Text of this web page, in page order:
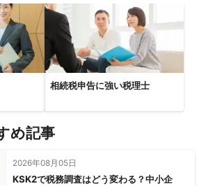
相続税申告に強い税理士
め記事
2026年08月05日
KSK2で税務調査はどう変わる？中小企